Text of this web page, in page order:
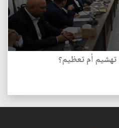
تهشيم أم تعظيم؟